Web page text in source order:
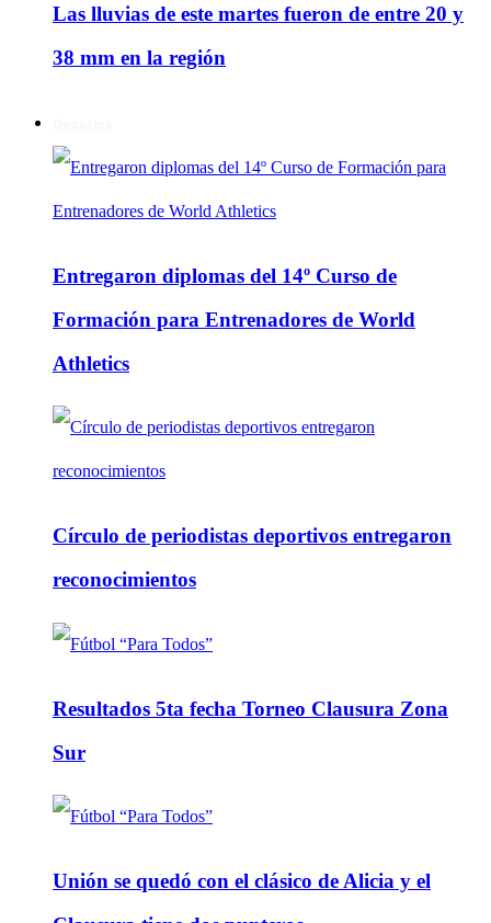
Las lluvias de este martes fueron de entre 20 y
38 mm en la región
Entregaron diplomas del 14º Curso de
Formación para Entrenadores de World
Athletics
Círculo de periodistas deportivos entregaron
reconocimientos
Resultados 5ta fecha Torneo Clausura Zona
Sur
Unión se quedó con el clásico de Alicia y el